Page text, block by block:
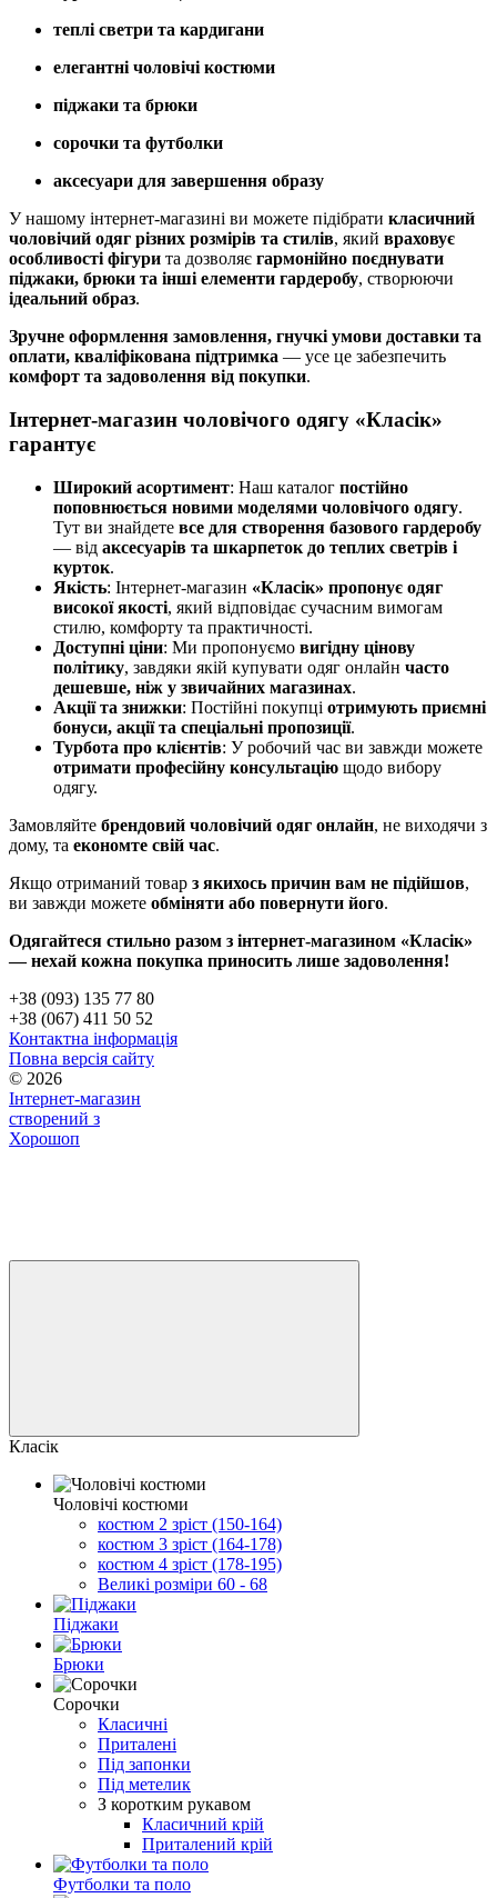
теплі светри та кардигани
елегантні чоловічі костюми
піджаки та брюки
сорочки та футболки
аксесуари для завершення образу
У нашому інтернет-магазині ви можете підібрати класичний
чоловічий одяг різних розмірів та стилів, який враховує
особливості фігури та дозволяє гармонійно поєднувати
піджаки, брюки та інші елементи гардеробу, створюючи
ідеальний образ.
Зручне оформлення замовлення, гнучкі умови доставки та
оплати, кваліфікована підтримка — усе це забезпечить
комфорт та задоволення від покупки.
Інтернет-магазин чоловічого одягу «Класік»
гарантує
Широкий асортимент: Наш каталог постійно
поповнюється новими моделями чоловічого одягу.
Тут ви знайдете все для створення базового гардеробу
— від аксесуарів та шкарпеток до теплих светрів і
курток.
Якість: Інтернет-магазин «Класік» пропонує одяг
високої якості, який відповідає сучасним вимогам
стилю, комфорту та практичності.
Доступні ціни: Ми пропонуємо вигідну цінову
політику, завдяки якій купувати одяг онлайн часто
дешевше, ніж у звичайних магазинах.
Акції та знижки: Постійні покупці отримують приємні
бонуси, акції та спеціальні пропозиції.
Турбота про клієнтів: У робочий час ви завжди можете
отримати професійну консультацію щодо вибору
одягу.
Замовляйте брендовий чоловічий одяг онлайн, не виходячи з
дому, та економте свій час.
Якщо отриманий товар з якихось причин вам не підійшов,
ви завжди можете обміняти або повернути його.
Одягайтеся стильно разом з інтернет-магазином «Класік»
— нехай кожна покупка приносить лише задоволення!
+38 (093) 135 77 80
+38 (067) 411 50 52
Контактна інформація
Повна версія сайту
© 2026
Інтернет-магазин
створений з
Хорошоп
Класік
Чоловічі костюми
костюм 2 зріст (150-164)
костюм 3 зріст (164-178)
костюм 4 зріст (178-195)
Великі розміри 60 - 68
Піджаки
Брюки
Сорочки
Класичні
Приталені
Під запонки
Під метелик
З коротким рукавом
Класичний крій
Приталений крій
Футболки та поло